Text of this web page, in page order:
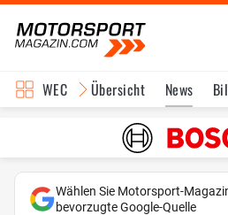
WEC Übersicht News
Wählen Sie Motorsport-
bevorzugte Google-Quelle